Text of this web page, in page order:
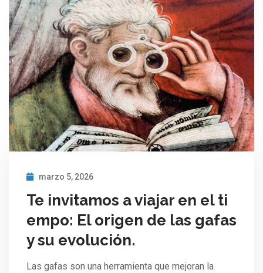
marzo 5, 2026
Te invitamos a viajar en el ti
empo: El origen de las gafas
y su evolución.
Las gafas son una herramienta que mejoran la